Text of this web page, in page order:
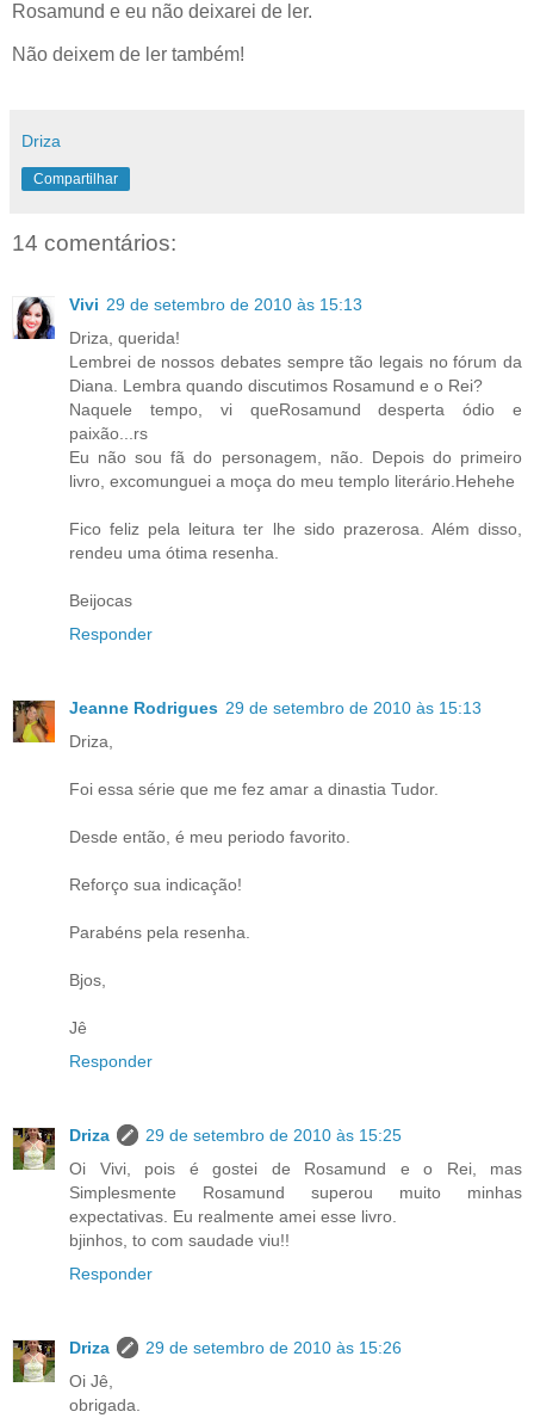
Rosamund e eu não deixarei de ler.
Não deixem de ler também!
Driza
Compartilhar
14 comentários:
Vivi 29 de setembro de 2010 às 15:13
Driza, querida!
Lembrei de nossos debates sempre tão legais no fórum da
Diana. Lembra quando discutimos Rosamund e o Rei?
Naquele tempo, vi queRosamund desperta ódio e
paixão...rs
Eu não sou fã do personagem, não. Depois do primeiro
livro, excomunguei a moça do meu templo literário.Hehehe
Fico feliz pela leitura ter lhe sido prazerosa. Além disso,
rendeu uma ótima resenha.
Beijocas
Responder
Jeanne Rodrigues 29 de setembro de 2010 às 15:13
Driza,
Foi essa série que me fez amar a dinastia Tudor.
Desde então, é meu periodo favorito.
Reforço sua indicação!
Parabéns pela resenha.
Bjos,
Jê
Responder
Driza
29 de setembro de 2010 às 15:25
Oi Vivi, pois é gostei de Rosamund e o Rei, mas
Simplesmente Rosamund superou muito minhas
expectativas. Eu realmente amei esse livro.
bjinhos, to com saudade viu!!
Responder
Driza
29 de setembro de 2010 às 15:26
Oi Jê,
obrigada.